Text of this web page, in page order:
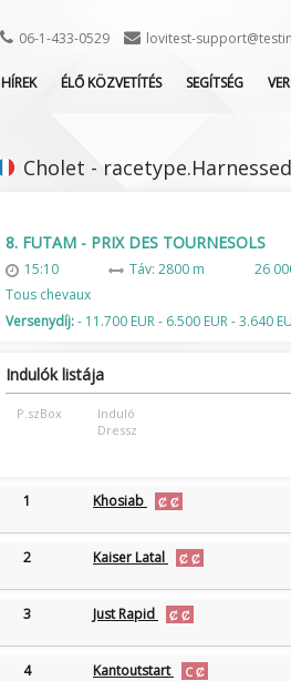
06-1-433-0529 lovitest-
HÍREK ÉLŐ KÖZVETÍTÉS
SEGÍTSÉG
BV-TEST
Cholet -
8. FUTAM - PRIX DES TOURNESOLS
15:10 Táv: 2800 m 26
Tous chevaux
Versenydíj:- 11.700 EUR - 6.500 EUR - 3.640
Indulók listája
P.szBox
Induló
Dressz
1 Khosiab
2 Kaiser Latal
3 Just Rapid
4 Kantoutstart